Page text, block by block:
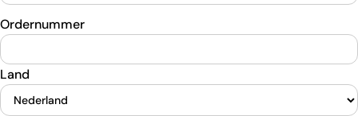
Ordernummer
Land